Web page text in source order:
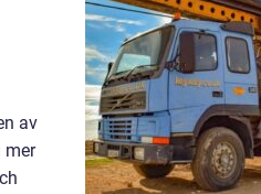
av
mer